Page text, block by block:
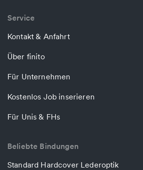
Service
Kontakt & Anfahrt
Über finito
Für Unternehmen
Kostenlos Job inserieren
Für Unis & FHs
Beliebte Bindungen
Standard Hardcover Lederoptik